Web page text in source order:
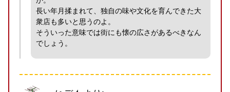
長い年月揉まれて、独自の味や文化を育んできた大
衆店も多いと思うのよ。
そういった意味では街にも懐の広さがあるべきなん
でしょう。